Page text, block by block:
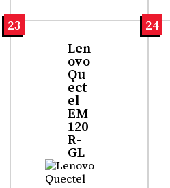
23
Len
ovo
Qu
ect
el
EM
120
R-
GL
24